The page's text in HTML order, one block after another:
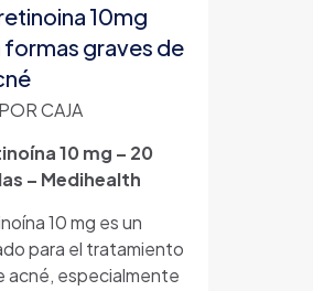
10mg
graves de
CAJA
10 mg – 20
– Medihealth
10 mg es un
para el tratamiento
acné, especialmente